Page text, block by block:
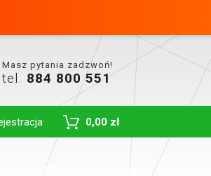
Masz pytania zadzwoń!
tel. 884 800 551
0,00 zł